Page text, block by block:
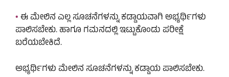
•ಈ ಮೇಲಿನ ಎಲ್ಲ ಸೂಚನೆಗಳನ್ನು ಕಡ್ಡಾಯವಾಗಿ ಅಭ್ಯರ್ಥಿಗಳು
ಪಾಲಿಸಬೇಕು. ಹಾಗೂ ಗಮನದಲ್ಲಿ ಇಟ್ಟುಕೊಂಡು ಪರೀಕ್ಷೆ
ಬರೆಯಬೇಕಿದೆ.
ಅಭ್ಯರ್ಥಿಗಳು ಮೇಲಿನ ಸೂಚನೆಗಳನ್ನು ಕಡ್ಡಾಯ ಪಾಲಿಸಬೇಕು.